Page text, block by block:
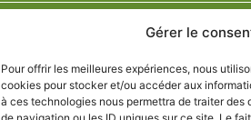
Gérer le
Pour offrir les meilleures expériences, nous
cookies pour stocker et/ou accéder aux
à ces technologies nous permettra de traiter des
Mentions légales
Politique de
Politique de cookies